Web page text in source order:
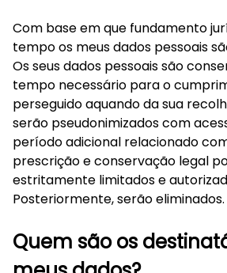
Com base em que fundamento
tempo os meus dados pessoais
Os seus dados pessoais são
tempo necessário para o
perseguido aquando da sua
serão pseudonimizados com
período adicional relacionado
prescrição e conservação legal
estritamente limitados e
Posteriormente, serão eliminados.
Quem são os